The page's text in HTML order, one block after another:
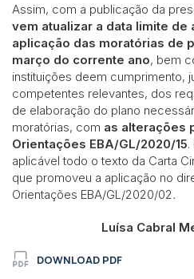
Assim, com a publicação da
vem atualizar a data limite de
aplicação das moratórias de
março do corrente ano, bem
instituições deem cumprimento,
competentes relevantes, dos
de elaboração do plano
moratórias, com as alterações
Orientações EBA/GL/2020/15
aplicável todo o texto da Carta
que promoveu a aplicação no
Orientações EBA/GL/2020/02.
Luísa Cabral
DOWNLOAD PDF